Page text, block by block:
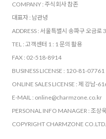
COMPANY : 주식회사 참존
대표자 : 남관녕
ADDRESS : 서울특별시 송파구 오금로
TEL : 고객센터 1 : 1 문의 활용
FAX : 02-518-8914
BUSINESS LICENSE : 120-81-07761
ONLINE SALES LICENSE : 제 강남-
E-MAIL : online@charmzone.co.kr
PERSONAL INFO MANAGER : 조상
COPYRIGHT CHARMZONE CO.LTD.